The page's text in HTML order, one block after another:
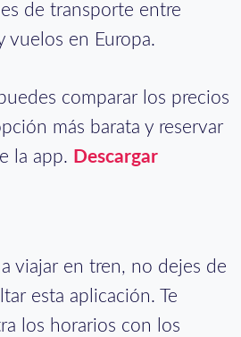
de transporte entre
vuelos en Europa.
comparar los precios
más barata y reservar
la app. Descargar
a viajar en tren, no dejes de
esta aplicación. Te
los horarios con los